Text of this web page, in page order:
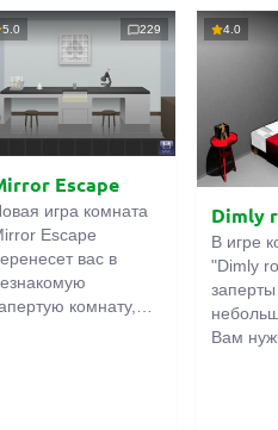
5.0 229
Escape
игра комната
Escape
вас в
комнату,
4.0
Dimly
В игре
"Dimly
заперты
Вам